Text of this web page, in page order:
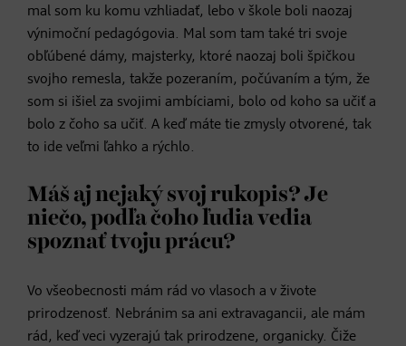
mal som ku komu vzhliadať, lebo v škole boli naozaj
výnimoční pedagógovia. Mal som tam také tri svoje
obľúbené dámy, majsterky, ktoré naozaj boli špičkou
svojho remesla, takže pozeraním, počúvaním a tým, že
som si išiel za svojimi ambíciami, bolo od koho sa učiť a
bolo z čoho sa učiť. A keď máte tie zmysly otvorené, tak
to ide veľmi ľahko a rýchlo.
Máš aj nejaký svoj rukopis? Je
niečo, podľa čoho ľudia vedia
spoznať tvoju prácu?
Vo všeobecnosti mám rád vo vlasoch a v živote
prirodzenosť. Nebránim sa ani extravagancii, ale mám
rád, keď veci vyzerajú tak prirodzene, organicky. Čiže